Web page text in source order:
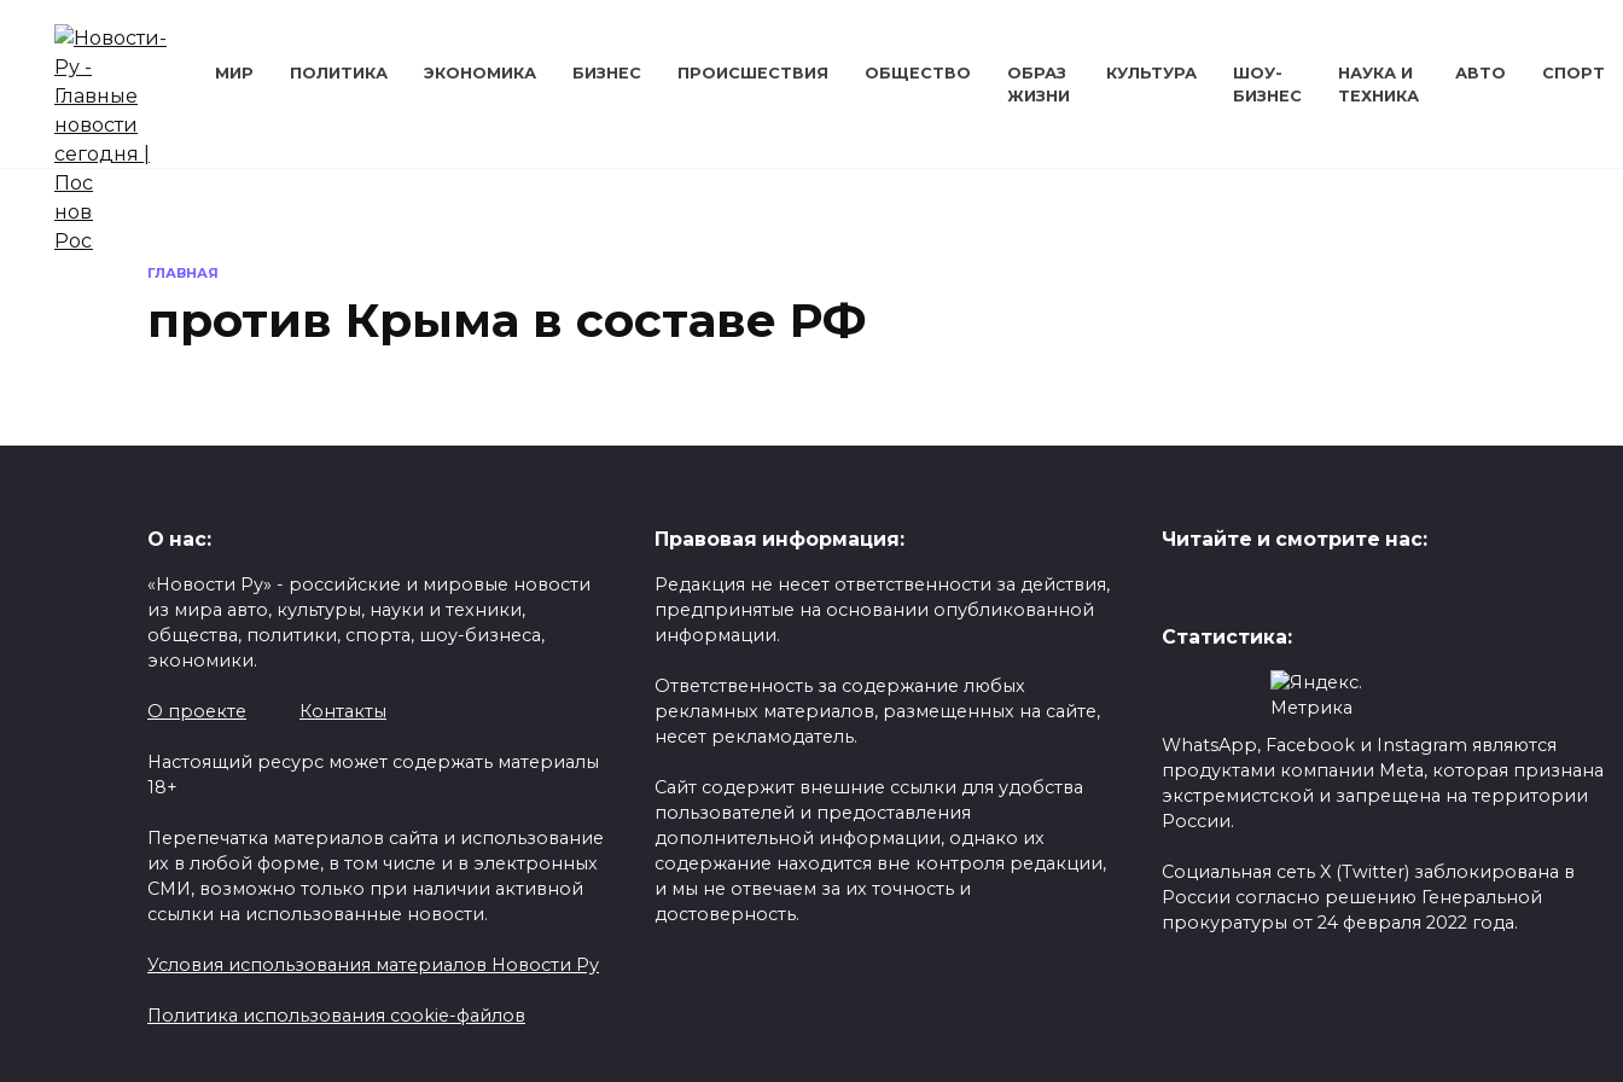
содержанию
МИР ПОЛИТИКА ЭКОНОМИКА БИЗНЕС ПРОИСШЕСТВИЯ ОБЩЕСТВО
ОБРАЗ
ЖИЗНИ
КУЛЬТУРА
ШОУ-
БИЗНЕС
НАУКА И
ТЕХНИКА
АВТО СПОРТ
ГЛАВНАЯ
против Крыма в составе РФ
единственном депутате Госдумы,
голосовавшем против принятия
0 165
О нас:
«Новости Ру» - российские и мировые новости
из мира авто, культуры, науки и техники,
общества, политики, спорта, шоу-бизнеса,
экономики.
О проекте Контакты
Настоящий ресурс может содержать материалы
18+
Перепечатка материалов сайта и использование
их в любой форме, в том числе и в электронных
СМИ, возможно только при наличии активной
ссылки на использованные новости.
Условия использования материалов Новости Ру
Политика использования cookie-файлов
Правовая информация:
Редакция не несет ответственности за действия,
предпринятые на основании опубликованной
информации.
Ответственность за содержание любых
рекламных материалов, размещенных на сайте,
несет рекламодатель.
Сайт содержит внешние ссылки для удобства
пользователей и предоставления
дополнительной информации, однако их
содержание находится вне контроля редакции,
и мы не отвечаем за их точность и
достоверность.
Читайте и смотрите нас:
Статистика:
WhatsApp, Facebook и Instagram являются
продуктами компании Meta, которая признана
экстремистской и запрещена на территории
России.
Социальная сеть X (Twitter) заблокирована в
России согласно решению Генеральной
прокуратуры от 24 февраля 2022 года.